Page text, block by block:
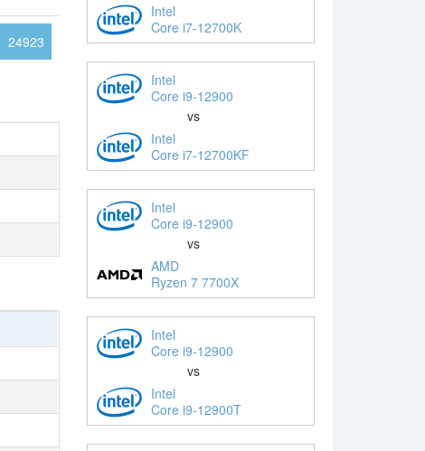
24923
Intel
Core i7-12700K
Intel
Core i9-12900
vs
Intel
Core i7-12700KF
Intel
Core i9-12900
vs
AMD
Ryzen 7 7700X
Intel
Core i9-12900
vs
Intel
Core i9-12900T